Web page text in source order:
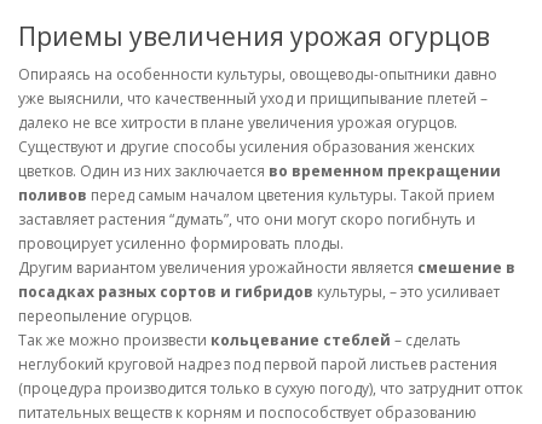
Приемы увеличения урожая огурцов
Опираясь на особенности культуры, овощеводы-опытники давно
уже выяснили, что качественный уход и прищипывание плетей –
далеко не все хитрости в плане увеличения урожая огурцов.
Существуют и другие способы усиления образования женских
цветков. Один из них заключается во временном прекращении
поливов перед самым началом цветения культуры. Такой прием
заставляет растения “думать”, что они могут скоро погибнуть и
провоцирует усиленно формировать плоды.
Другим вариантом увеличения урожайности является смешение в
посадках разных сортов и гибридов культуры, – это усиливает
переопыление огурцов.
Так же можно произвести кольцевание стеблей – сделать
неглубокий круговой надрез под первой парой листьев растения
(процедура производится только в сухую погоду), что затруднит отток
питательных веществ к корням и поспособствует образованию